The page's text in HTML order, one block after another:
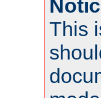
This